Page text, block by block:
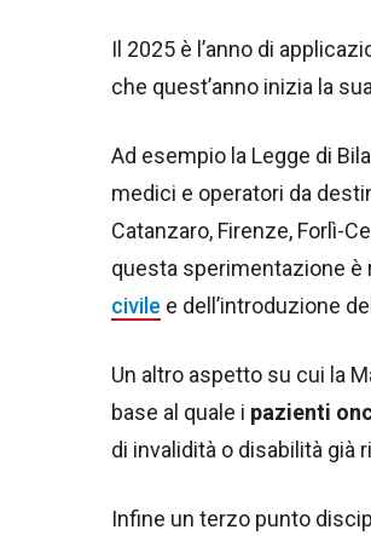
Il 2025 è l’anno di
che quest’anno inizia la
Ad esempio la Legge di
medici e operatori da
Catanzaro, Firenze, Forlì-
questa sperimentazione è
civile e dell’introduzione
Un altro aspetto su cui la
base al quale i pazienti
di invalidità o disabilità già
Infine un terzo punto